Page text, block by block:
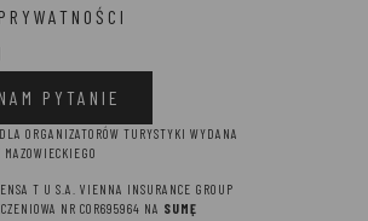
PYTANIE
ORGANIZATORÓW TURYSTYKI WYDANA
T U S.A. VIENNA INSURANCE GROUP
NR COR695964 NA SUMĘ